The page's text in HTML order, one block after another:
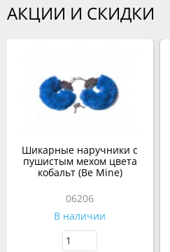
АКЦИИ И СКИДКИ
Шикарные наручники с
пушистым мехом цвета
кобальт (Be Mine)
06206
В наличии